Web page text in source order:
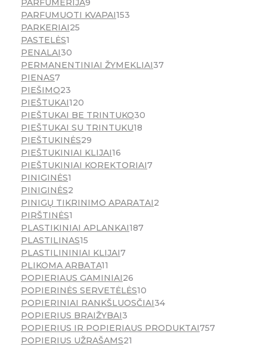
PARFUMERIJA9
PARFUMUOTI KVAPAI153
PARKERIAI25
PASTELĖS1
PENALAI30
PERMANENTINIAI ŽYMEKLIAI37
PIENAS7
PIEŠIMO23
PIEŠTUKAI120
PIEŠTUKAI BE TRINTUKO30
PIEŠTUKAI SU TRINTUKU18
PIEŠTUKINĖS29
PIEŠTUKINIAI KLIJAI16
PIEŠTUKINIAI KOREKTORIAI7
PINIGINĖS1
PINIGINĖS2
PINIGŲ TIKRINIMO APARATAI2
PIRŠTINĖS1
PLASTIKINIAI APLANKAI187
PLASTILINAS15
PLASTILININIAI KLIJAI7
PLIKOMA ARBATA11
POPIERIAUS GAMINIAI26
POPIERINĖS SERVETĖLĖS10
POPIERINIAI RANKŠLUOSČIAI34
POPIERIUS BRAIŽYBAI3
POPIERIUS IR POPIERIAUS PRODUKTAI757
POPIERIUS UŽRAŠAMS21